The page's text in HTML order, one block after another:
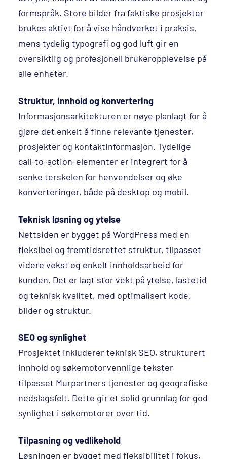
formspråk. Store bilder fra faktiske prosjekter
brukes aktivt for å vise håndverket i praksis,
mens tydelig typografi og god luft gir en
oversiktlig og profesjonell brukeropplevelse på
alle enheter.
Struktur, innhold og konvertering
Informasjonsarkitekturen er nøye planlagt for å
gjøre det enkelt å finne relevante tjenester,
prosjekter og kontaktinformasjon. Tydelige
call-to-action-elementer er integrert for å
senke terskelen for henvendelser og øke
konverteringer, både på desktop og mobil.
Teknisk løsning og ytelse
Nettsiden er bygget på WordPress med en
fleksibel og fremtidsrettet struktur, tilpasset
videre vekst og enkelt innholdsarbeid for
kunden. Det er lagt stor vekt på ytelse, lastetid
og teknisk kvalitet, med optimalisert kode,
bilder og struktur.
SEO og synlighet
Prosjektet inkluderer teknisk SEO, strukturert
innhold og søkemotorvennlige tekster
tilpasset Murpartners tjenester og geografiske
nedslagsfelt. Dette gir et solid grunnlag for god
synlighet i søkemotorer over tid.
Tilpasning og vedlikehold
Løsningen er bygget med fleksibilitet i fokus,